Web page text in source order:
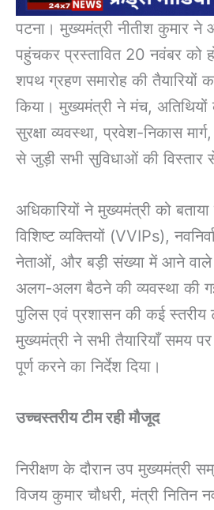
पटना। मुख्यमंत्री नीतीश कुमार ने
पहुंचकर प्रस्तावित 20 नवंबर को
शपथ ग्रहण समारोह की तैयारियों
किया। मुख्यमंत्री ने मंच, अतिथियों
सुरक्षा व्यवस्था, प्रवेश-निकास
से जुड़ी सभी सुविधाओं की विस्तार
अधिकारियों ने मुख्यमंत्री को
विशिष्ट व्यक्तियों (VVIPs),
नेताओं, और बड़ी संख्या में आने
अलग-अलग बैठने की व्यवस्था की
पुलिस एवं प्रशासन की कई स्तरीय
मुख्यमंत्री ने सभी तैयारियाँ समय
पूर्ण करने का निर्देश दिया।
उच्चस्तरीय टीम रही मौजूद
निरीक्षण के दौरान उप मुख्यमंत्री
विजय कुमार चौधरी, मंत्री नितिन